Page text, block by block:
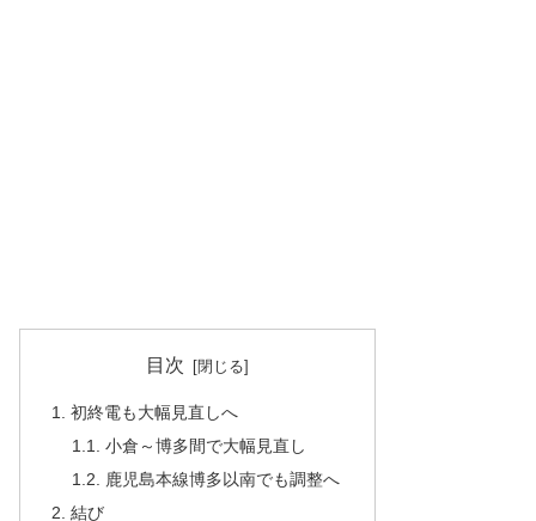
目次
1. 初終電も大幅見直しへ
1.1. 小倉～博多間で大幅見直し
1.2. 鹿児島本線博多以南でも調整へ
2. 結び